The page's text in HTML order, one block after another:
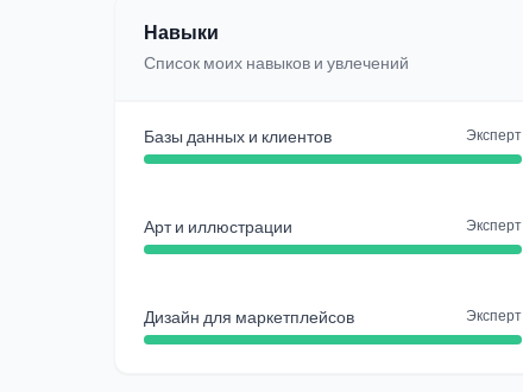
Навыки
Список моих навыков и увлечений
Базы данных и клиентов Эксперт
Арт и иллюстрации Эксперт
Дизайн для маркетплейсов Эксперт